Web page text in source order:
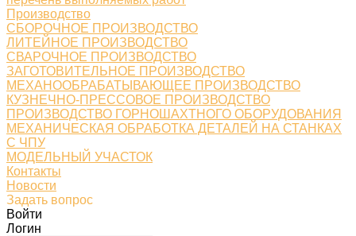
Производство
СБОРОЧНОЕ ПРОИЗВОДСТВО
ЛИТЕЙНОЕ ПРОИЗВОДСТВО
СВАРОЧНОЕ ПРОИЗВОДСТВО
ЗАГОТОВИТЕЛЬНОЕ ПРОИЗВОДСТВО
МЕХАНООБРАБАТЫВАЮЩЕЕ ПРОИЗВОДСТВО
КУЗНЕЧНО-ПРЕССОВОЕ ПРОИЗВОДСТВО
ПРОИЗВОДСТВО ГОРНОШАХТНОГО ОБОРУДОВАНИЯ
МЕХАНИЧЕСКАЯ ОБРАБОТКА ДЕТАЛЕЙ НА СТАНКАХ
С ЧПУ
МОДЕЛЬНЫЙ УЧАСТОК
Контакты
Новости
Задать вопрос
Войти
Логин